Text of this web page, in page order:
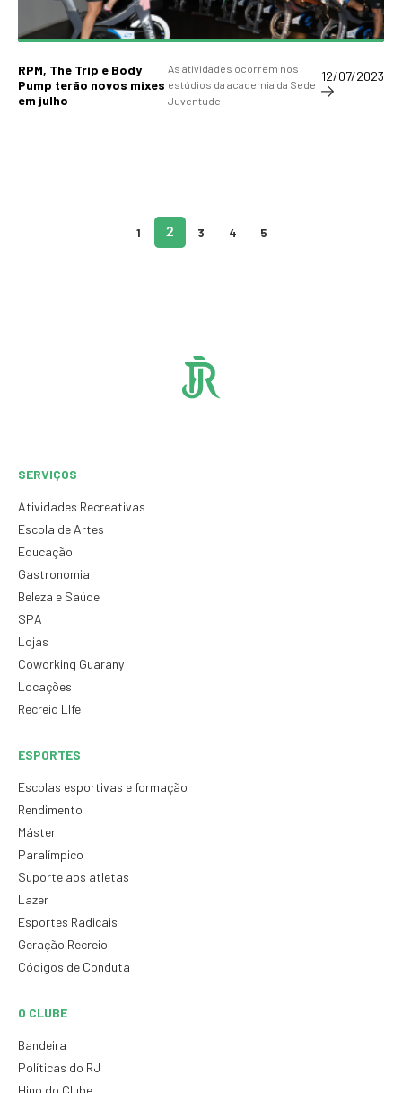
RPM, The Trip e Body
Pump terão novos mixes
em julho
As atividades ocorrem nos
estúdios da academia da Sede
Juventude
12/07/2023
1 2 3 4 5
SERVIÇOS
Atividades Recreativas
Escola de Artes
Educação
Gastronomia
Beleza e Saúde
SPA
Lojas
Coworking Guarany
Locações
Recreio LIfe
ESPORTES
Escolas esportivas e formação
Rendimento
Máster
Paralímpico
Suporte aos atletas
Lazer
Esportes Radicais
Geração Recreio
Códigos de Conduta
O CLUBE
Bandeira
Políticas do RJ
Hino do Clube